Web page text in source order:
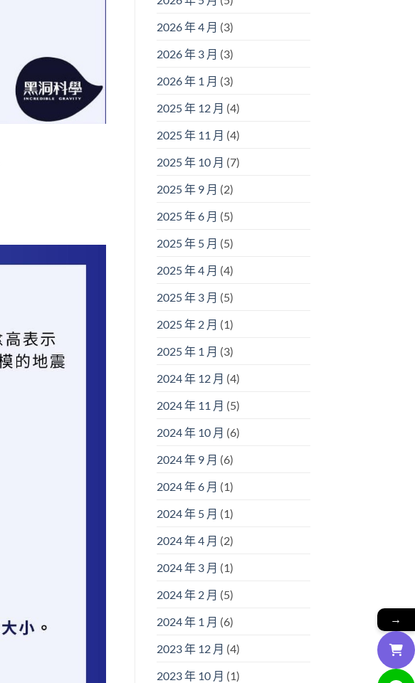
2026 年 4 月 (3)
2026 年 3 月 (3)
2026 年 1 月 (3)
2025 年 12 月 (4)
2025 年 11 月 (4)
2025 年 10 月 (7)
2025 年 9 月 (2)
2025 年 6 月 (5)
2025 年 5 月 (5)
2025 年 4 月 (4)
2025 年 3 月 (5)
2025 年 2 月 (1)
2025 年 1 月 (3)
2024 年 12 月 (4)
2024 年 11 月 (5)
2024 年 10 月 (6)
2024 年 9 月 (6)
2024 年 6 月 (1)
2024 年 5 月 (1)
2024 年 4 月 (2)
2024 年 3 月 (1)
2024 年 2 月 (5)
2024 年 1 月 (6)
2023 年 12 月 (4)
2023 年 10 月 (1)
→